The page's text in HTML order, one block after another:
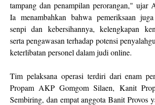
tampang dan penampilan perorangan," ujar
Ia menambahkan bahwa pemeriksaan
senpi dan kebersihannya, kelengkapan
serta pengawasan terhadap potensi
keterlibatan personel dalam judi online.
Tim pelaksana operasi terdiri dari enam
Propam AKP Gomgom Silaen, Kanit
Sembiring, dan empat anggota Banit Provos